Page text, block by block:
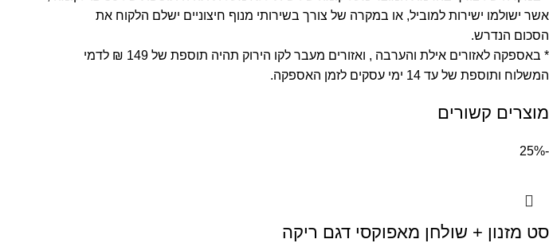
אשר ישולמו ישירות למוביל, או במקרה של צורך בשירותי מנוף חיצוניים ישלם הלקוח את
הסכום הנדרש.
* באספקה לאזורים אילת והערבה , ואזורים מעבר לקו הירוק תהיה תוספת של 149 ₪ לדמי
המשלוח ותוספת של עד 14 ימי עסקים לזמן האספקה.
מוצרים קשורים
-25%
סט מזנון + שולחן מאפוקסי דגם ריקה